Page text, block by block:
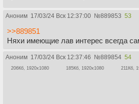
Аноним 17/03/24 Вск 12:37:00 №889853 53
>>889851
Няхи имеющие лав интерес всегда
Аноним 17/03/24 Вск 12:37:46 №889854 54
206Кб, 1920x1080 185Кб, 1920x1080 211Кб,